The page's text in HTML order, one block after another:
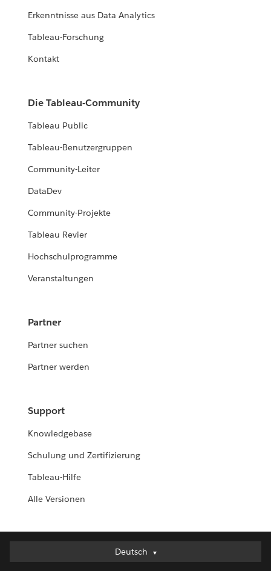
Erkenntnisse aus Data Analytics
Tableau-Forschung
Kontakt
Die Tableau-Community
Tableau Public
Tableau-Benutzergruppen
Community-Leiter
DataDev
Community-Projekte
Tableau Revier
Hochschulprogramme
Veranstaltungen
Partner
Partner suchen
Partner werden
Support
Knowledgebase
Schulung und Zertifizierung
Tableau-Hilfe
Alle Versionen
Deutsch
Deutsch